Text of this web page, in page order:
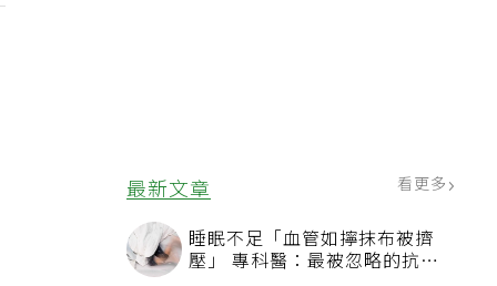
最新文章 看更多
睡眠不足「血管如擰抹布被擠
壓」 專科醫：最被忽略的抗老